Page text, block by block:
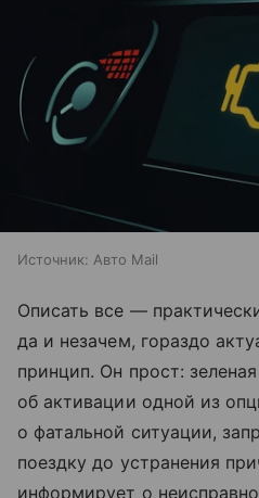
Источник: Авто Mail
Описать все —
да и незачем, гораздо
принцип. Он прост:
об активации одной из
о фатальной ситуации,
поездку до устранения
информирует о